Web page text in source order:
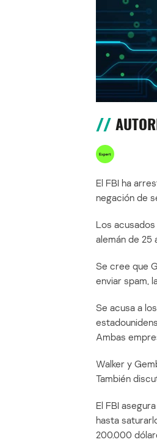
El FBI ha
negación de
Los
alemán de 25
Se cree que
enviar spam,
Se acusa a
Ambas
Walker y
También
El FBI
hasta
200.000